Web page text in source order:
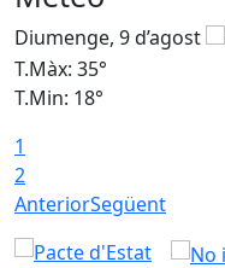
Diumenge, 9 d’agost
T.Màx: 35°
T.Min: 18°
1
2
AnteriorSegüent